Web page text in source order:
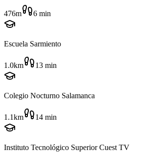
476m 6 min
Escuela Sarmiento
1.0km 13 min
Colegio Nocturno Salamanca
1.1km 14 min
Instituto Tecnológico Superior Cuest TV